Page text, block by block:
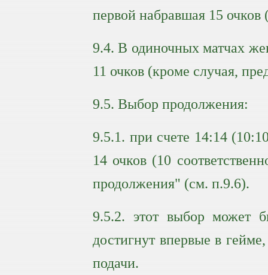
первой набравшая 15 очков
9.4. В одиночных матчах
11 очков (кроме случая,
9.5. Выбор продолжения:
9.5.1. при счете 14:14
14 очков (10
продолжения" (см. п.9.6).
9.5.2. этот выбор может
достигнут впервые в
подачи.